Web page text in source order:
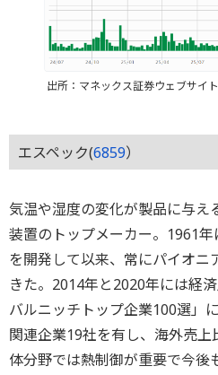
出所：マネックス証券ウェブサイ
エスペック(6859）
気温や湿度の変化が製品に与え
装置のトップメーカー。1961
を開発して以来、常にパイオニ
きた。2014年と2020年には経
バルニッチトップ企業100選」
関連企業19社を有し、海外売
体分野では熱制御が重要で今後